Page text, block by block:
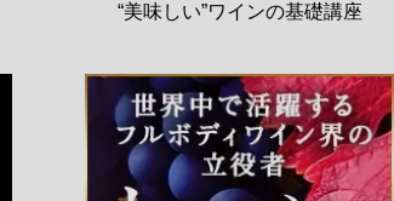
“美味しい”ワインの基礎講座